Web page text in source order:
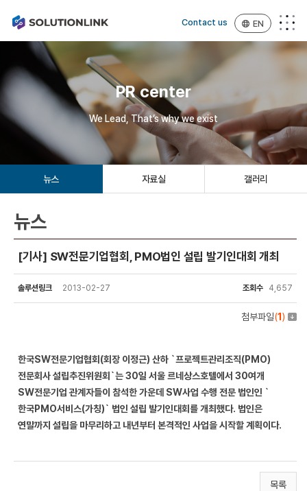
Contact us EN
PR center
We Lead, That’s why we exist
뉴스 자료실 갤러리
뉴스
[기사] SW전문기업협회, PMO법인 설립 발기인대회 개최
솔루션링크 2013-02-27 조회수 4,657
첨부파일(1 )
한국SW전문기업협회(회장 이정근) 산하 `프로젝트관리조직(PMO)
전문회사 설립추진위원회`는 30일 서울 르네상스호텔에서 30여개
SW전문기업 관계자들이 참석한 가운데 SW사업 수행 전문 법인인 `
한국PMO서비스(가칭)` 법인 설립 발기인대회를 개최했다. 법인은
연말까지 설립을 마무리하고 내년부터 본격적인 사업을 시작할 계획이다.
목록